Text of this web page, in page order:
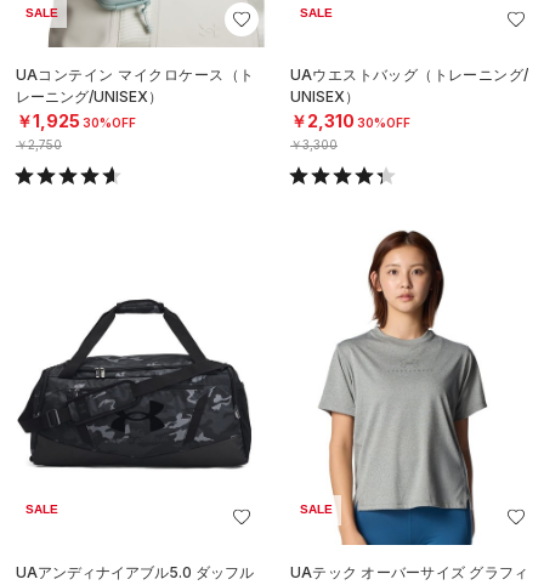
SALE
UAコンテイン マイクロケース（ト
レーニング/UNISEX）
￥1,925 30%OFF
￥2,750
SALE
UAウエストバッグ（トレーニング/
UNISEX）
￥2,310 30%OFF
￥3,300
SALE
UAアンディナイアブル5.0 ダッフル
SALE
UAテック オーバーサイズ グラフィ